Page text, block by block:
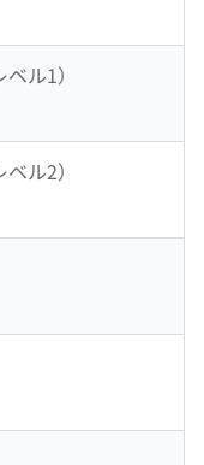
ル1）
ル2）